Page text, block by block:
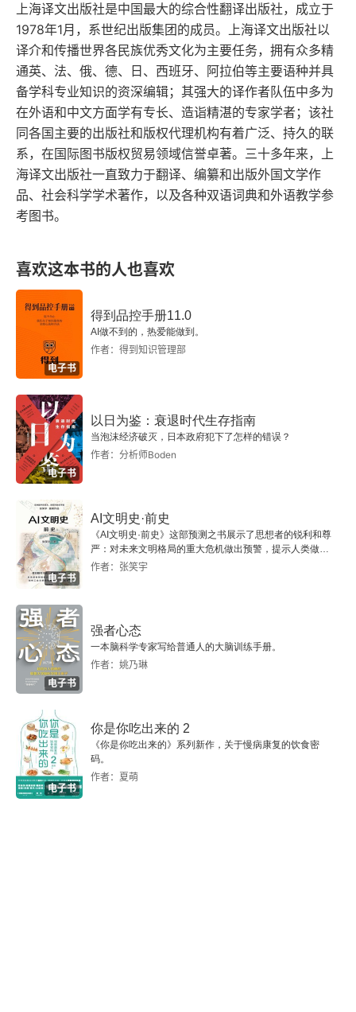
一六
一七
一八
一九
二〇
二一
二三
二四
二五
二六
上海译文出版社是中国最大的综合性翻译出版社，成立于
1978年1月，系世纪出版集团的成员。上海译文出版社以
译介和传播世界各民族优秀文化为主要任务，拥有众多精
通英、法、俄、德、日、西班牙、阿拉伯等主要语种并具
备学科专业知识的资深编辑；其强大的译作者队伍中多为
在外语和中文方面学有专长、造诣精湛的专家学者；该社
同各国主要的出版社和版权代理机构有着广泛、持久的联
系，在国际图书版权贸易领域信誉卓著。三十多年来，上
海译文出版社一直致力于翻译、编纂和出版外国文学作
品、社会科学学术著作，以及各种双语词典和外语教学参
考图书。
喜欢这本书的人也喜欢
电子书
得到品控手册11.0
AI做不到的，热爱能做到。
作者：得到知识管理部
电子书
以日为鉴：衰退时代生存指南
当泡沫经济破灭，日本政府犯下了怎样的错误？
作者：分析师Boden
电子书
AI文明史·前史
《AI文明史·前史》这部预测之书展示了思想者的锐利和尊
严：对未来文明格局的重大危机做出预警，提示人类做出
智慧的选择。
作者：张笑宇
电子书
强者心态
一本脑科学专家写给普通人的大脑训练手册。
作者：姚乃琳
电子书
你是你吃出来的 2
《你是你吃出来的》系列新作，关于慢病康复的饮食密
码。
作者：夏萌